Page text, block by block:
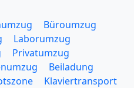
Büroumzug
Laborumzug
Privatumzug
Beiladung
Klaviertransport